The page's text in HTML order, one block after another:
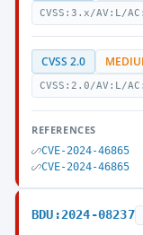
CVSS:3.x/AV:L/
CVSS 2.0
CVSS:2.0/AV:L/
REFERENCES
CVE-2024-46865
CVE-2024-46865
BDU:2024-08237